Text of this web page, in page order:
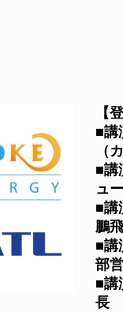
【
■講
（
■講
ュ
■講
鵬
■講
部
■講
長